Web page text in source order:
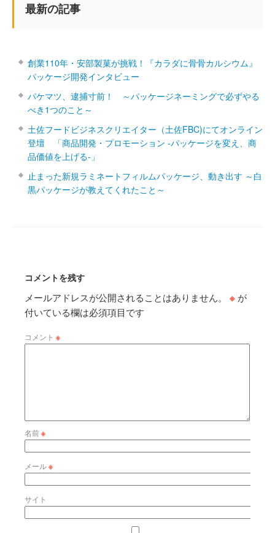
最新の記事
創業110年・安部製菓が挑戦！『カラダに骨骨カルシウム』
パッケージ開発インタビュー
パケマツ、逮捕寸前！ ～パッケージネーミングで必ずやる
べき1つのこと～
土佐フードビジネスクリエイター（土佐FBC)にてオンライン
登壇 「商品開発・プロモーション ‐パッケージを変え、商
品価値を上げる‐」
止まった新規ラミネートフィルムパッケージ、動き出す ～白
黒パッケージが教えてくれたこと～
コメントを残す
メールアドレスが公開されることはありません。 ※ が
付いている欄は必須項目です
コメント ※
名前※
メール※
サイト